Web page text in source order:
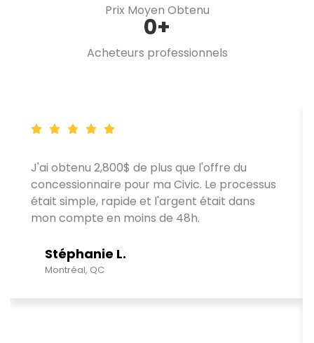
Prix Moyen Obtenu
0+
Acheteurs professionnels
J'ai obtenu 2,800$ de plus que l'offre du
concessionnaire pour ma Civic. Le processus
était simple, rapide et l'argent était dans
mon compte en moins de 48h.
Stéphanie L.
Montréal, QC